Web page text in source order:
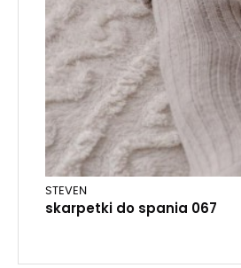
STEVEN
skarpetki do spania 067